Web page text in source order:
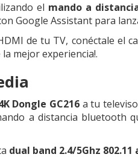
el mando a
Google Assistant para
de tu TV, conéctale el
mejor experiencia!.
Dongle GC216 a tu
a distancia bluetooth
dual band 2.4/5Ghz